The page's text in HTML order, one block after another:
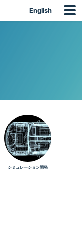
English
シミュレーション開発